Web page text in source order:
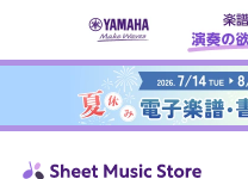
ンツに